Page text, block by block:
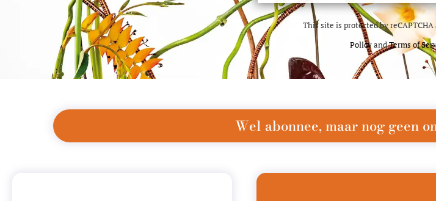
This site is protected by
PolicyandTerms of
Wel abonnee, maar nog geen